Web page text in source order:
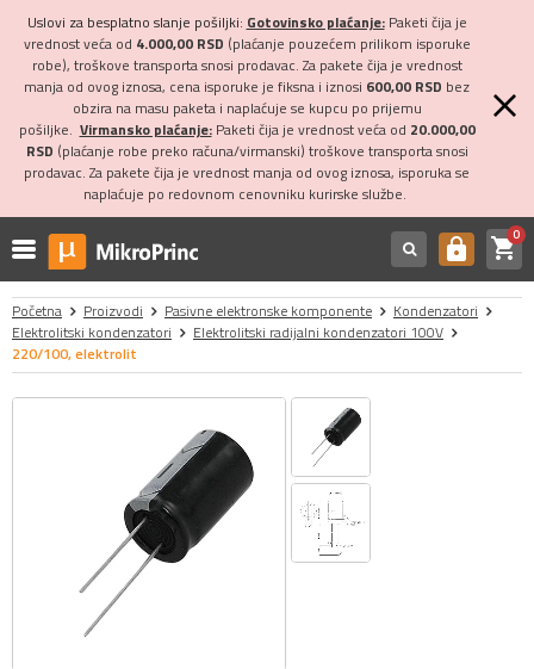
Uslovi za besplatno slanje pošiljki: Gotovinsko plaćanje:Paketi čija je
vrednost veća od 4.000,00 RSD (plaćanje pouzećem prilikom isporuke
robe), troškove transporta snosi prodavac. Za pakete čija je vrednost
manja od ovog iznosa, cena isporuke je fiksna i iznosi 600,00 RSD bez
obzira na masu paketa i naplaćuje se kupcu po prijemu
pošiljke. Virmansko plaćanje:Paketi čija je vrednost veća od 20.000,00
RSD (plaćanje robe preko računa/virmanski) troškove transporta snosi
prodavac. Za pakete čija je vrednost manja od ovog iznosa, isporuka se
naplaćuje po redovnom cenovniku kurirske službe.
https shopping_cart0
Početna Proizvodi Pasivne elektronske komponente
Kondenzatori
Elektrolitski kondenzatori
Elektrolitski radijalni kondenzatori 100V
220/100, elektrolit